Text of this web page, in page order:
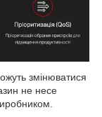
змінюватися
не несе